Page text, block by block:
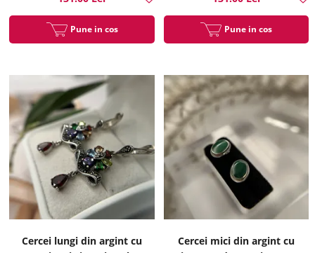
Pune in cos Pune in cos
Cercei lungi din argint cu
Cercei mici din argint cu